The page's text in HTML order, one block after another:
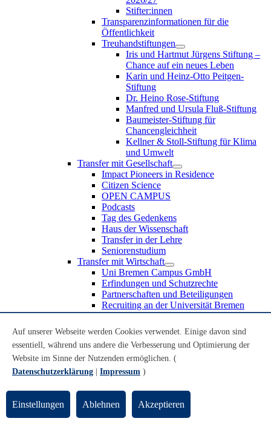
Stifter:innen
Transparenzinformationen für die
Öffentlichkeit
Treuhandstiftungen
Iris und Hartmut Jürgens Stiftung –
Chance auf ein neues Leben
Karin und Heinz-Otto Peitgen-
Stiftung
Dr. Heino Rose-Stiftung
Manfred und Ursula Fluß-Stiftung
Baumeister-Stiftung für
Chancengleichheit
Kellner & Stoll-Stiftung für Klima
und Umwelt
Transfer mit Gesellschaft
Impact Pioneers in Residence
Citizen Science
OPEN CAMPUS
Podcasts
Tag des Gedenkens
Haus der Wissenschaft
Transfer in der Lehre
Seniorenstudium
Transfer mit Wirtschaft
Uni Bremen Campus GmbH
Erfindungen und Schutzrechte
Partnerschaften und Beteiligungen
Recruiting an der Universität Bremen
Weiterbildung an der Universität Bremen
Transfer mit Schule
Schülerinnen und Schüler
MINT-Schnupperstudium
Schulklassen
Lehrkräfte
UniTransfer - Servicestelle für Transferaktivitäten
Transfermagazin der Universität Bremen
Auf unserer Webseite werden Cookies verwendet. Einige davon sind
essentiell, während uns andere die Verbesserung und Optimierung der
Website im Sinne der Nutzenden ermöglichen. (
Datenschutzerklärung
Impressum )
Einstellungen Ablehnen Akzeptieren